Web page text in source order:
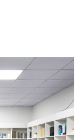
de la
la vie vous
de
de
de style,